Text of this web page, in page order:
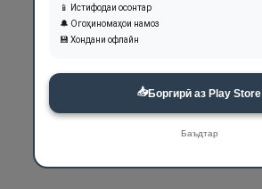
📱 Истифодаи осонтар
🔔 Огоҳиномаҳои намоз
💾 Хондани офлайн
📥Боргирӣ аз Play Store
Баъдтар